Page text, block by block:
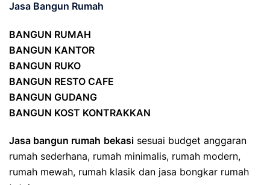
Jasa Bangun Rumah
BANGUN RUMAH
BANGUN KANTOR
BANGUN RUKO
BANGUN RESTO CAFE
BANGUN GUDANG
BANGUN KOST KONTRAKKAN
Jasa bangun rumah bekasi sesuai budget anggaran
rumah sederhana, rumah minimalis, rumah modern,
rumah mewah, rumah klasik dan jasa bongkar rumah